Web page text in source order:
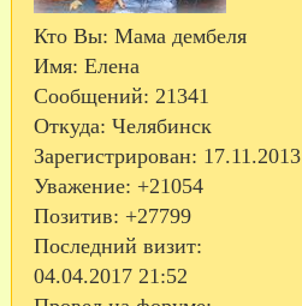
Кто Вы: Мама дембеля
Имя: Елена
Сообщений: 21341
Откуда: Челябинск
Зарегистрирован: 17.11.2013
Уважение: +21054
Позитив: +27799
Последний визит:
04.04.2017 21:52